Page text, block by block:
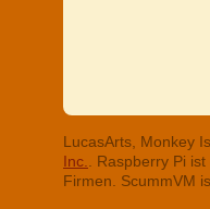
LucasArts, Monkey
Inc.
. Raspberry Pi
Firmen. ScummVM